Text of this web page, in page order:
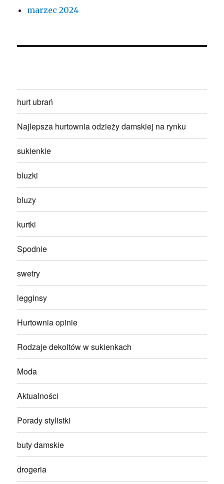
marzec 2024
hurt ubrań
Najlepsza hurtownia odzieży damskiej na rynku
sukienkie
bluzki
bluzy
kurtki
Spodnie
swetry
legginsy
Hurtownia opinie
Rodzaje dekoltów w sukienkach
Moda
Aktualności
Porady stylistki
buty damskie
drogeria